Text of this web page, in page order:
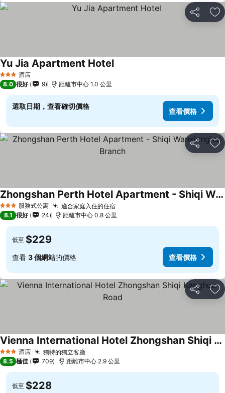
分享 放
3 星級 酒店
Yu Jia Apartment Hotel
8.0 很好 9 距離市中心 1.0 公里
選取日期，查看確切價格
查看價格
分享 放
3 星級 服務式公寓 適合家庭入住的住宿
Zhongshan Perth Hotel Apartment - Shiqi Wanxianghui Branch
8.1 很好 24 距離市中心 0.8 公里
低至 $229
查看 3 個網站的價格 查看價格
分享 放
3 星級 酒店 獨特的獨立客廳
Vienna International Hotel Zhongshan Shiqi Kanghua Road
8.5 極佳 709 距離市中心 2.9 公里
低至 $228